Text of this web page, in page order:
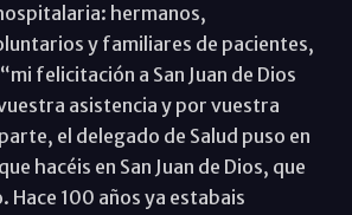
hermanos,
y familiares de pacientes,
felicitación a San Juan de Dios
asistencia y por vuestra
el delegado de Salud puso en
hacéis en San Juan de Dios, que
100 años ya estabais